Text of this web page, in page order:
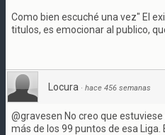
Como bien escuché una vez" El
titulos, es emocionar al publico,
Locura · hace 456 semanas
@gravesen No creo que
más de los 99 puntos de esa